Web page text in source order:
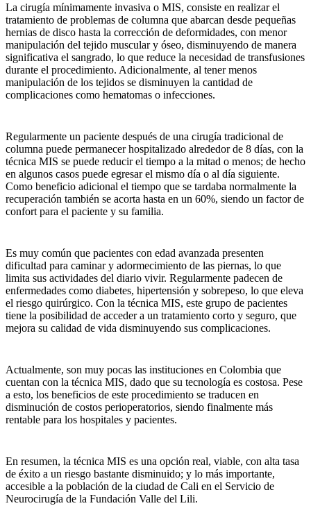
La cirugía mínimamente invasiva o MIS, consiste en realizar el
tratamiento de problemas de columna que abarcan desde pequeñas
hernias de disco hasta la corrección de deformidades, con menor
manipulación del tejido muscular y óseo, disminuyendo de manera
significativa el sangrado, lo que reduce la necesidad de transfusiones
durante el procedimiento. Adicionalmente, al tener menos
manipulación de los tejidos se disminuyen la cantidad de
complicaciones como hematomas o infecciones.
Regularmente un paciente después de una cirugía tradicional de
columna puede permanecer hospitalizado alrededor de 8 días, con la
técnica MIS se puede reducir el tiempo a la mitad o menos; de hecho
en algunos casos puede egresar el mismo día o al día siguiente.
Como beneficio adicional el tiempo que se tardaba normalmente la
recuperación también se acorta hasta en un 60%, siendo un factor de
confort para el paciente y su familia.
Es muy común que pacientes con edad avanzada presenten
dificultad para caminar y adormecimiento de las piernas, lo que
limita sus actividades del diario vivir. Regularmente padecen de
enfermedades como diabetes, hipertensión y sobrepeso, lo que eleva
el riesgo quirúrgico. Con la técnica MIS, este grupo de pacientes
tiene la posibilidad de acceder a un tratamiento corto y seguro, que
mejora su calidad de vida disminuyendo sus complicaciones.
Actualmente, son muy pocas las instituciones en Colombia que
cuentan con la técnica MIS, dado que su tecnología es costosa. Pese
a esto, los beneficios de este procedimiento se traducen en
disminución de costos perioperatorios, siendo finalmente más
rentable para los hospitales y pacientes.
En resumen, la técnica MIS es una opción real, viable, con alta tasa
de éxito a un riesgo bastante disminuido; y lo más importante,
accesible a la población de la ciudad de Cali en el Servicio de
Neurocirugía de la Fundación Valle del Lili.